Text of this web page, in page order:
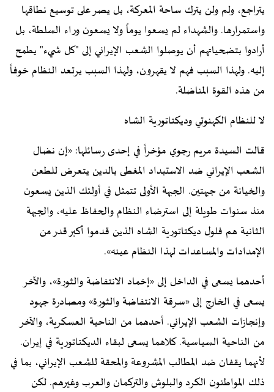
يتراجع، ولم ولن يترك ساحة المعركة، بل يصر على توسيع نطاقها
واستمرارها. والشهداء لم يسعوا يوماً ولا يسعون وراء السلطة، بل
أرادوا بتضحياتهم أن يوصلوا الشعب الإيراني إلى "كل شيء" يطمح
إليه. ولهذا السبب فهم لا يقهرون، ولهذا السبب يرتعد النظام خوفاً
من هذه القوة المناضلة.
لا للنظام الكهنوتي وديكتاتورية الشاه
قالت السيدة مريم رجوي مؤخراً في إحدى رسائلها: «إن نضال
الشعب الإيراني ضد الاستبداد المغطی بالدین يتعرض للطعن
والخيانة من جبهتين. الجبهة الأولى تتمثل في أولئك الذين يسعون
منذ سنوات طويلة إلى استرضاء النظام والحفاظ عليه، والجبهة
الثانية هم فلول ديكتاتورية الشاه الذين قدموا أكبر قدر من
الإمدادات والمساعدات لهذا النظام عينه».
أحدهما يسعى في الداخل إلى «إخماد الانتفاضة والثورة»، والآخر
يسعى في الخارج إلى «سرقة الانتفاضة والثورة» ومصادرة جهود
وإنجازات الشعب الإيراني. أحدهما من الناحية العسكرية، والآخر
من الناحية السياسية. كلاهما يسعى لبقاء الديكتاتورية في إيران.
لأنهما يقفان ضد المطالب المشروعة والمحقة للشعب الإيراني، بما في
ذلك المواطنون الكرد والبلوش والتركمان والعرب وغيرهم. لكن